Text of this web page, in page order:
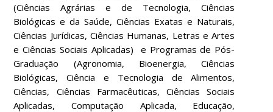
(Ciências Agrárias e de Tecnologia, Ciências
Biológicas e da Saúde, Ciências Exatas e Naturais,
Ciências Jurídicas, Ciências Humanas, Letras e Artes
e Ciências Sociais Aplicadas) e Programas de Pós-
Graduação (Agronomia, Bioenergia, Ciências
Biológicas, Ciência e Tecnologia de Alimentos,
Ciências, Ciências Farmacêuticas, Ciências Sociais
Aplicadas, Computação Aplicada, Educação,